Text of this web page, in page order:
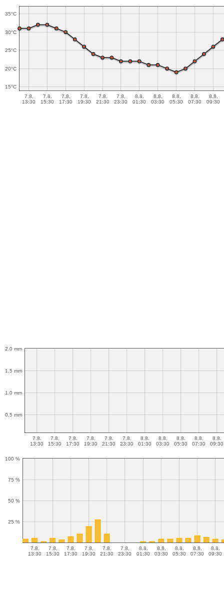
7.8.
13:30
7.8.
15:30
7.8.
17:30
7.8.
19:30
7.8.
21:30
7.8.
23:30
8.8.
01:30
8.8.
03:30
8.8.
05:30
8.8.
07:30
8.8.
09:30
15°C
20°C
25°C
30°C
35°C
7.8.
13:30
7.8.
15:30
7.8.
17:30
7.8.
19:30
7.8.
21:30
7.8.
23:30
8.8.
01:30
8.8.
03:30
8.8.
05:30
8.8.
07:30
8.8.
09:30
0.5 mm
1.0 mm
1.5 mm
2.0 mm
7.8.
13:30
7.8.
15:30
7.8.
17:30
7.8.
19:30
7.8.
21:30
7.8.
23:30
8.8.
01:30
8.8.
03:30
8.8.
05:30
8.8.
07:30
8.8.
09:30
25 %
50 %
75 %
100 %